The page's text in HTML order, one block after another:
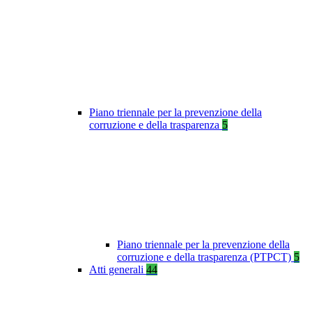
Piano triennale per la prevenzione della
corruzione e della trasparenza 5
Piano triennale per la prevenzione della
corruzione e della trasparenza (PTPCT) 5
Atti generali 44